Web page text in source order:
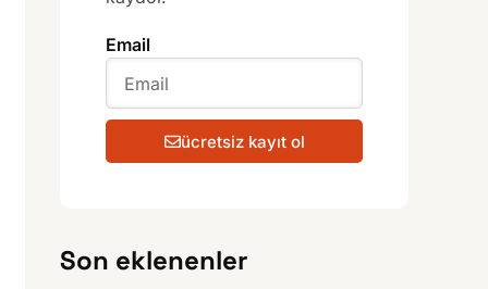
Email
ücretsiz kayıt ol
Son eklenenler